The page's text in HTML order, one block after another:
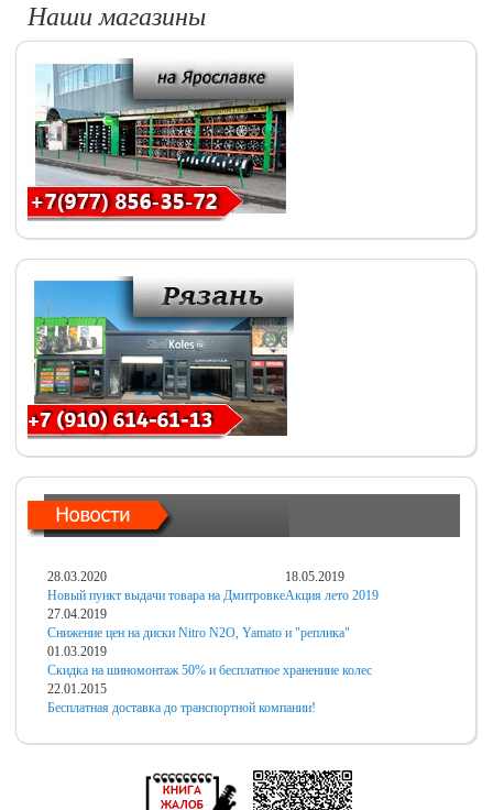
Наши магазины
28.03.2020
Новый пункт выдачи товара на Дмитровке
18.05.2019
Акция лето 2019
27.04.2019
Снижение цен на диски Nitro N2O, Yamato и "реплика"
01.03.2019
Скидка на шиномонтаж 50% и бесплатное хранениие колес
22.01.2015
Бесплатная доставка до транспортной компании!